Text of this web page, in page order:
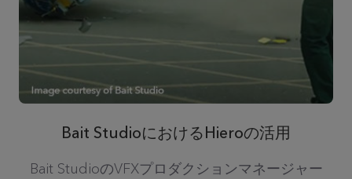
Bait StudioにおけるHieroの活用
Bait StudioのVFXプロダクションマネージャー